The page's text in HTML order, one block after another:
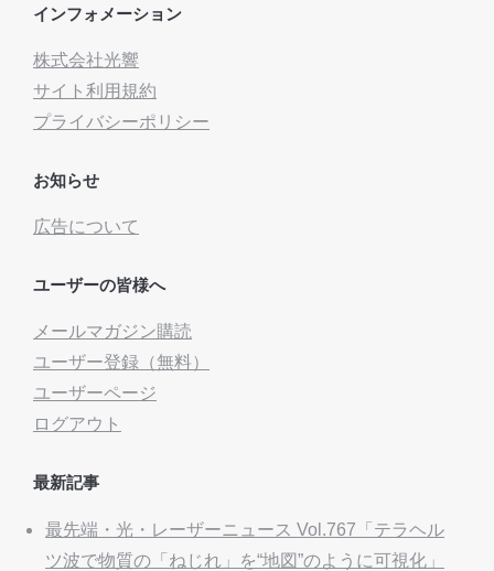
インフォメーション
株式会社光響
サイト利用規約
プライバシーポリシー
お知らせ
広告について
ユーザーの皆様へ
メールマガジン購読
ユーザー登録（無料）
ユーザーページ
ログアウト
最新記事
最先端・光・レーザーニュース Vol.767「テラヘル
ツ波で物質の「ねじれ」を“地図”のように可視化」